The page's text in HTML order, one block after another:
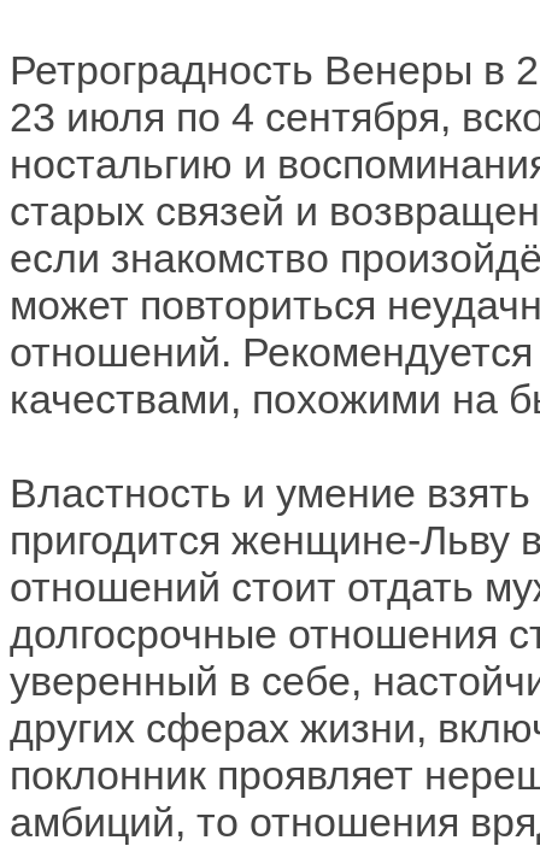
Ретроградность Венеры в
23 июля по 4 сентября,
ностальгию и
старых связей и
если знакомство
может повториться
отношений.
качествами, похожими на
Властность и умение
пригодится женщине-Льву
отношений стоит отдать
долгосрочные отношения
уверенный в себе,
других сферах жизни,
поклонник проявляет
амбиций, то отношения